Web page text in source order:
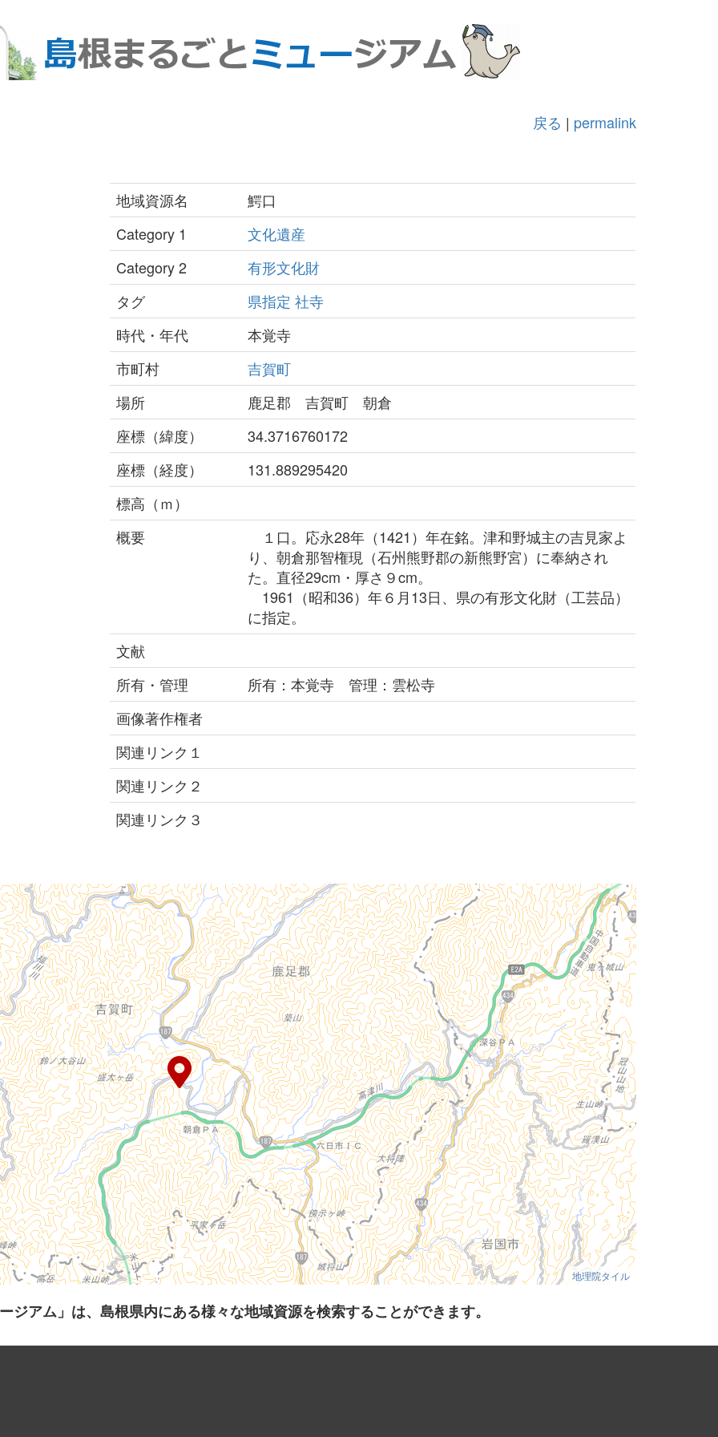
戻る | permalink
地域資源名
鰐口
Category 1
文化遺産
Category 2
有形文化財
タグ
県指定 社寺
時代・年代
本覚寺
市町村
吉賀町
場所
鹿足郡 吉賀町 朝倉
座標（緯度）
34.3716760172
座標（経度）
131.889295420
標高（ｍ）
概要
１口。応永28年（1421）年在銘。津和野城主の吉見家よ
り、朝倉那智権現（石州熊野郡の新熊野宮）に奉納され
た。直径29cm・厚さ９cm。
1961（昭和36）年６月13日、県の有形文化財（工芸品）
に指定。
文献
所有・管理
所有：本覚寺 管理：雲松寺
画像著作権者
関連リンク１
関連リンク２
関連リンク３
地理院タイル
ジアム」は、島根県内にある様々な地域資源を検索することができます。